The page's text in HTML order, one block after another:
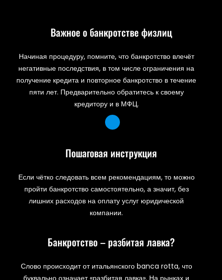
Важное о банкротстве физлиц
Начиная процедуру, помните, что банкротство влечёт
негативные последствия, в том числе ограничения на
получение кредита и повторное банкротство в течение
пяти лет. Предварительно обратитесь к своему
кредитору и в МФЦ.
Пошаговая инструкция
Если чётко следовать всем рекомендациям, то можно
пройти банкротство самостоятельно, а значит, без
лишних расходов на оплату услуг юридической
компании.
Банкротство – разбитая лавка?
Слово происходит от итальянского banca rotta, что
буквально означает «разбитая лавка». На рынках и